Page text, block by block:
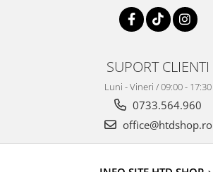
SUPORT CLIENTI
Luni - Vineri / 09:00 - 17:30
0733.564.960
office@htdshop.ro